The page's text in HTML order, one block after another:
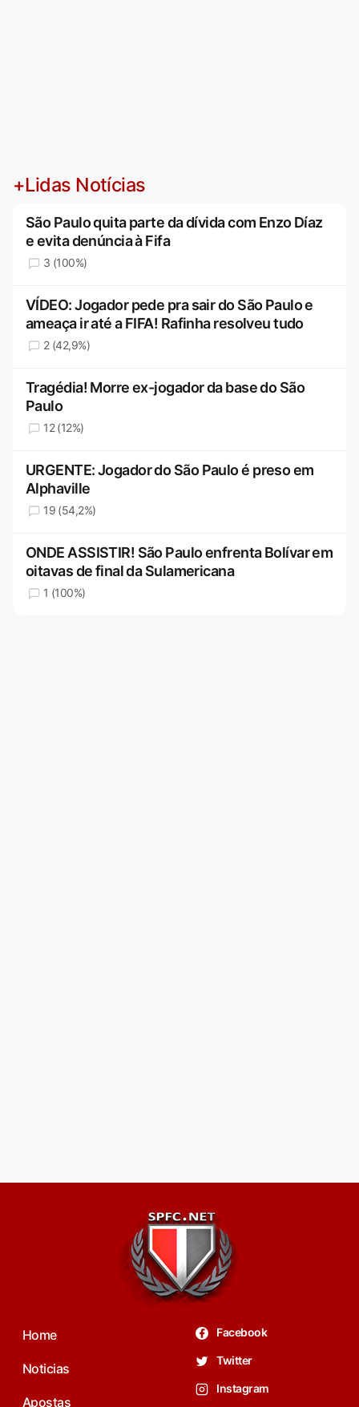
+Lidas Notícias
São Paulo quita parte da dívida com Enzo Díaz
e evita denúncia à Fifa
3 (100%)
VÍDEO: Jogador pede pra sair do São Paulo e
ameaça ir até a FIFA! Rafinha resolveu tudo
2 (42,9%)
Tragédia! Morre ex-jogador da base do São
Paulo
12 (12%)
URGENTE: Jogador do São Paulo é preso em
Alphaville
19 (54,2%)
ONDE ASSISTIR! São Paulo enfrenta Bolívar em
oitavas de final da Sulamericana
1 (100%)
Home
Noticias
Apostas
Facebook
Twitter
Instagram